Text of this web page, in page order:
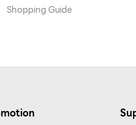
Shopping Guide